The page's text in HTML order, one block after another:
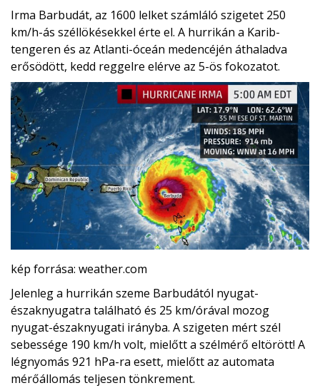
Irma Barbudát, az 1600 lelket számláló szigetet 250
km/h-ás széllökésekkel érte el. A hurrikán a Karib-
tengeren és az Atlanti-óceán medencéjén áthaladva
erősödött, kedd reggelre elérve az 5-ös fokozatot.
kép forrása: weather.com
Jelenleg a hurrikán szeme Barbudától nyugat-
északnyugatra található és 25 km/órával mozog
nyugat-északnyugati irányba. A szigeten mért szél
sebessége 190 km/h volt, mielőtt a szélmérő eltörött! A
légnyomás 921 hPa-ra esett, mielőtt az automata
mérőállomás teljesen tönkrement.